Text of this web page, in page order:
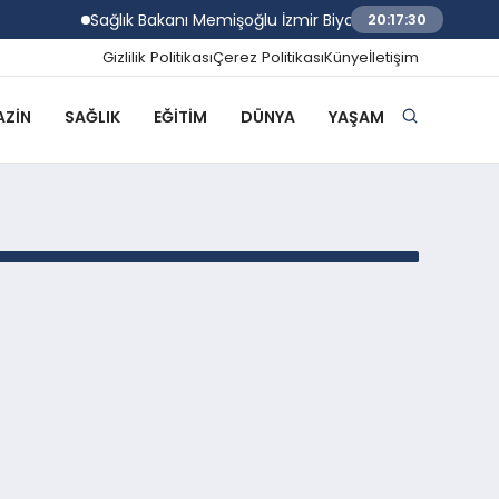
Sağlık Bakanı Memişoğlu İzmir Biyotıp ve Genom
20:17:30
Gizlilik PolitikasıÇerez PolitikasıKünyeİletişim
SAĞLIK EĞITIM DÜNYA YAŞAM